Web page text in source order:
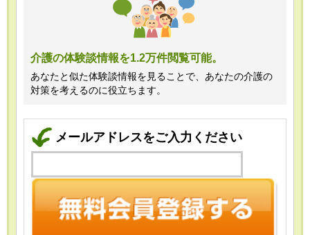
介護の体験談情報を1.2万件閲覧可能。
あなたと似た体験談情報を見ることで、あなたの介護の
対策を考えるのに役立ちます。
メールアドレスをご入力ください